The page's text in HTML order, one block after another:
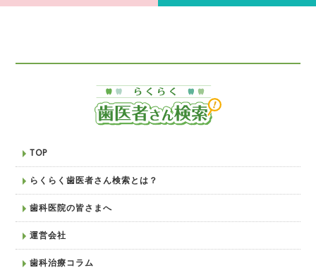
TOP
らくらく歯医者さん検索とは？
歯科医院の皆さまへ
運営会社
歯科治療コラム